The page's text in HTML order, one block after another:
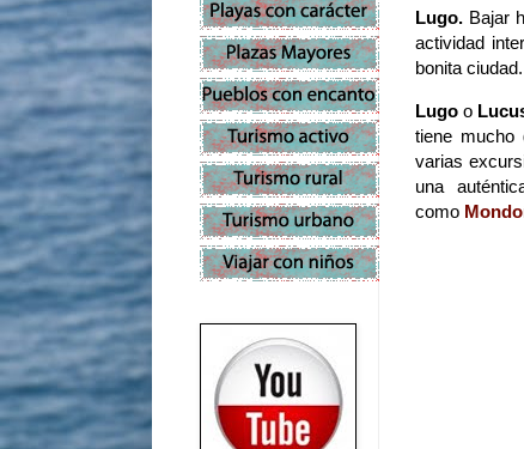
Lugo. Bajar
actividad
bonita ciudad.
Lugoo
tiene mucho
varias
una
como